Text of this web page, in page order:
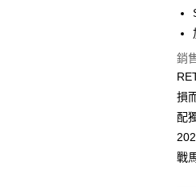
相
1.
2.
流
完
3.
4.
消
無
【
宅
每
銷
損
配
戰